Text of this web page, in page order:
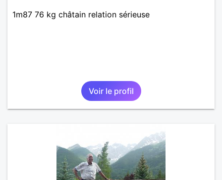
1m87 76 kg châtain relation sérieuse
Voir le profil